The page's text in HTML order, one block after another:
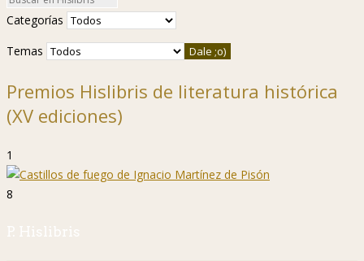
Categorías
Temas
Premios Hislibris de literatura histórica
(XV ediciones)
1
8
P. Hislibris